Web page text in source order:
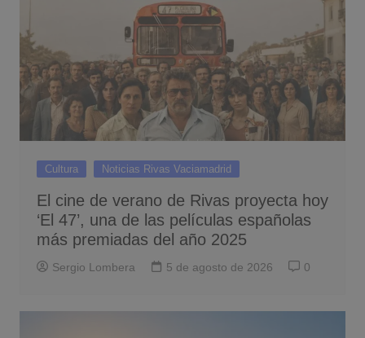
Cultura Noticias Rivas Vaciamadrid
El cine de verano de Rivas proyecta hoy
‘El 47’, una de las películas españolas
más premiadas del año 2025
Sergio Lombera 5 de agosto de 2026 0